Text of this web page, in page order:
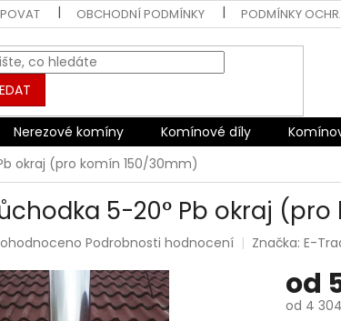
OBCHODNÍ PODMÍNKY PODMÍNKY
Nerezové komíny Komínové díly
okraj (pro komín 150/30mm)
5-20° Pb okraj
Podrobnosti hodnocení Značka: E-
od
od 4